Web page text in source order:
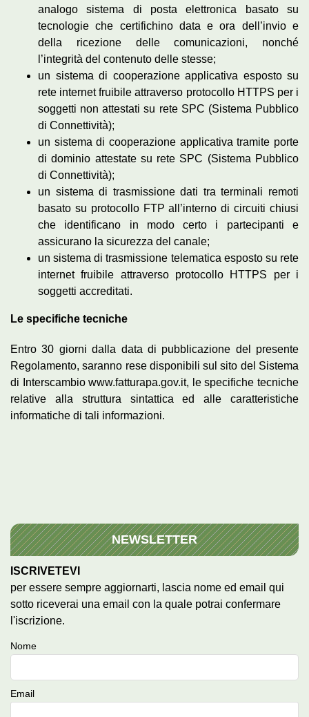
analogo sistema di posta elettronica basato su
tecnologie che certifichino data e ora dell’invio e
della ricezione delle comunicazioni, nonché
l’integrità del contenuto delle stesse;
un sistema di cooperazione applicativa esposto su
rete internet fruibile attraverso protocollo HTTPS per i
soggetti non attestati su rete SPC (Sistema Pubblico
di Connettività);
un sistema di cooperazione applicativa tramite porte
di dominio attestate su rete SPC (Sistema Pubblico
di Connettività);
un sistema di trasmissione dati tra terminali remoti
basato su protocollo FTP all’interno di circuiti chiusi
che identificano in modo certo i partecipanti e
assicurano la sicurezza del canale;
un sistema di trasmissione telematica esposto su rete
internet fruibile attraverso protocollo HTTPS per i
soggetti accreditati.
Le specifiche tecniche
Entro 30 giorni dalla data di pubblicazione del presente
Regolamento, saranno rese disponibili sul sito del Sistema
di Interscambio www.fatturapa.gov.it, le specifiche tecniche
relative alla struttura sintattica ed alle caratteristiche
informatiche di tali informazioni.
NEWSLETTER
ISCRIVETEVI
per essere sempre aggiornarti, lascia nome ed email qui
sotto riceverai una email con la quale potrai confermare
l'iscrizione.
Nome
Email